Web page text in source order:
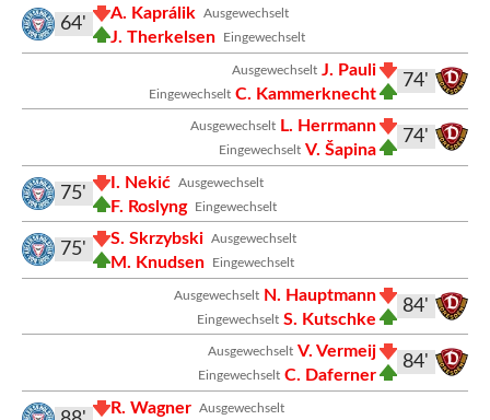
Ausgewechselt
A. Kaprálik
Eingewechselt
J. Therkelsen
64'
74'
Ausgewechselt J. Pauli
Eingewechselt C. Kammerknecht
74'
Ausgewechselt L. Herrmann
Eingewechselt V. Šapina
Ausgewechselt
I. Nekić
Eingewechselt
F. Roslyng
75'
Ausgewechselt
S. Skrzybski
Eingewechselt
M. Knudsen
75'
84'
Ausgewechselt N. Hauptmann
Eingewechselt S. Kutschke
84'
Ausgewechselt V. Vermeij
Eingewechselt C. Daferner
Ausgewechselt
R. Wagner